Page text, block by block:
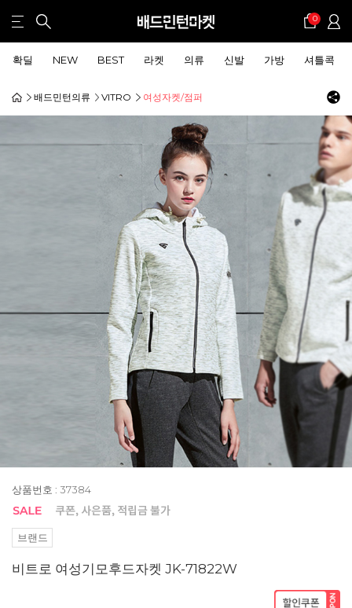
0
확딜 NEW BEST 라켓 의류 신발 가방 셔틀콕
배드민턴의류 VITRO 여성자켓/점퍼
상품번호 : 37384
브랜드
비트로 여성기모후드자켓 JK-71822W